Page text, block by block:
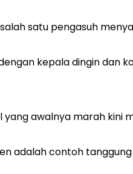
satu pengasuh
kepala dingin dan
awalnya marah kini
adalah contoh tanggung